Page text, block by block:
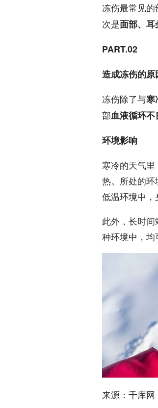
冻伤最常见的
次是面部、耳
PART.02
造成冻伤的原
冻伤除了与寒
部血液循环不
环境影响
寒冷的天气
热。所处的
低温环境中，
此外，长时
种环境中，均
来源：千库网